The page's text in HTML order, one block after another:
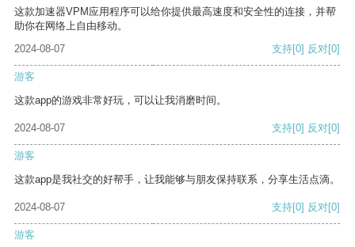
这款加速器VPM应用程序可以给你提供最高速度和安全性的连接，并帮
助你在网络上自由移动。
2024-08-07
支持[0] 反对[0]
游客
这款app的游戏非常好玩，可以让我消磨时间。
2024-08-07 支持[0] 反对[0]
游客
这款app是我社交的好帮手，让我能够与朋友保持联系，分享生活点滴。
2024-08-07 支持[0] 反对[0]
游客